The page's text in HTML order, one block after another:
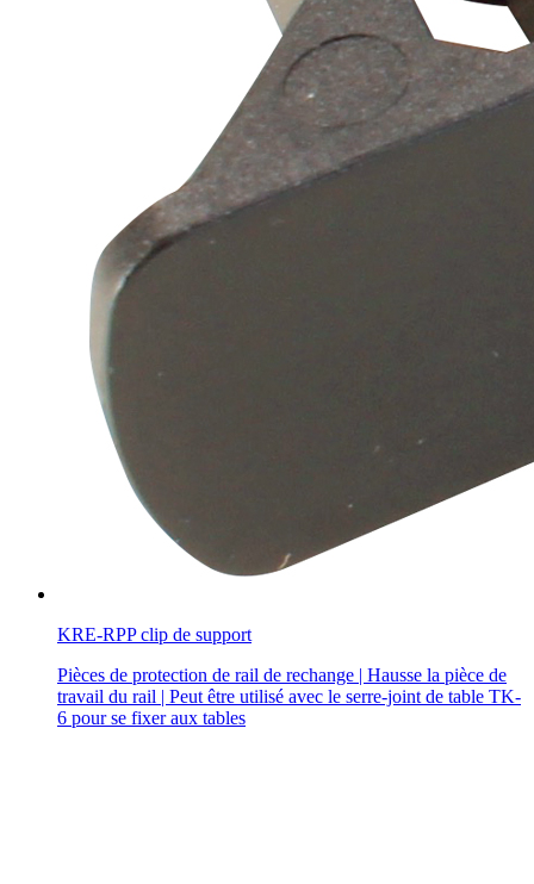
KRE-RPP clip de support
Pièces de protection de rail de rechange | Hausse la pièce de
travail du rail | Peut être utilisé avec le serre-joint de table TK-
6 pour se fixer aux tables